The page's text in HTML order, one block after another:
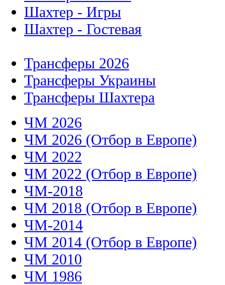
Шахтер - Игры
Шахтер - Гостевая
Трансферы 2026
Трансферы Украины
Трансферы Шахтера
ЧМ 2026
ЧМ 2026 (Отбор в Европе)
ЧМ 2022
ЧМ 2022 (Отбор в Европе)
ЧМ-2018
ЧМ 2018 (Отбор в Европе)
ЧМ-2014
ЧМ 2014 (Отбор в Европе)
ЧМ 2010
ЧМ 1986